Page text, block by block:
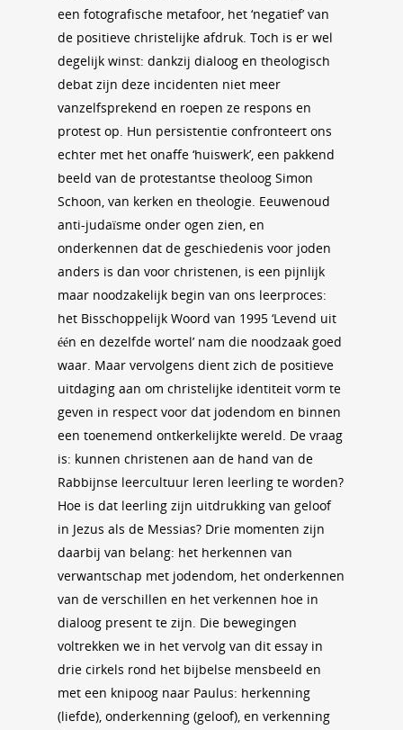
een fotografische metafoor, het ‘negatief’ van
de positieve christelijke afdruk. Toch is er wel
degelijk winst: dankzij dialoog en theologisch
debat zijn deze incidenten niet meer
vanzelfsprekend en roepen ze respons en
protest op. Hun persistentie confronteert ons
echter met het onaffe ‘huiswerk’, een pakkend
beeld van de protestantse theoloog Simon
Schoon, van kerken en theologie. Eeuwenoud
anti-judaïsme onder ogen zien, en
onderkennen dat de geschiedenis voor joden
anders is dan voor christenen, is een pijnlijk
maar noodzakelijk begin van ons leerproces:
het Bisschoppelijk Woord van 1995 ‘Levend uit
één en dezelfde wortel’ nam die noodzaak goed
waar. Maar vervolgens dient zich de positieve
uitdaging aan om christelijke identiteit vorm te
geven in respect voor dat jodendom en binnen
een toenemend ontkerkelijkte wereld. De vraag
is: kunnen christenen aan de hand van de
Rabbijnse leercultuur leren leerling te worden?
Hoe is dat leerling zijn uitdrukking van geloof
in Jezus als de Messias? Drie momenten zijn
daarbij van belang: het herkennen van
verwantschap met jodendom, het onderkennen
van de verschillen en het verkennen hoe in
dialoog present te zijn. Die bewegingen
voltrekken we in het vervolg van dit essay in
drie cirkels rond het bijbelse mensbeeld en
met een knipoog naar Paulus: herkenning
(liefde), onderkenning (geloof), en verkenning